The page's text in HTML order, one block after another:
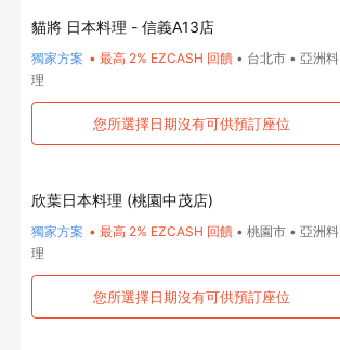
貓將 日本料理 - 信義A13店
獨家方案 •最高 2% EZCASH 回饋 • 台北市 •亞洲料
理
您所選擇日期沒有可供預訂座位
欣葉日本料理 (桃園中茂店)
獨家方案 •最高 2% EZCASH 回饋 •桃園市 •亞洲料
理
您所選擇日期沒有可供預訂座位
確定要登出嗎？
先不要